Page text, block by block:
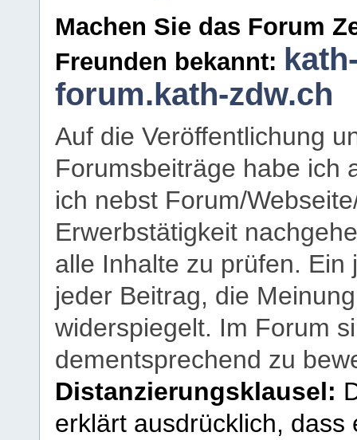
Machen Sie das Forum
Freunden bekannt:
forum.kath-zdw.ch
Auf die Veröffentlichung
Forumsbeiträge habe ich
ich nebst Forum/
Erwerbstätigkeit
alle Inhalte zu prüfen.
jeder Beitrag, die
widerspiegelt. Im Forum
dementsprechend zu
Distanzierungsklausel:
erklärt ausdrücklich,